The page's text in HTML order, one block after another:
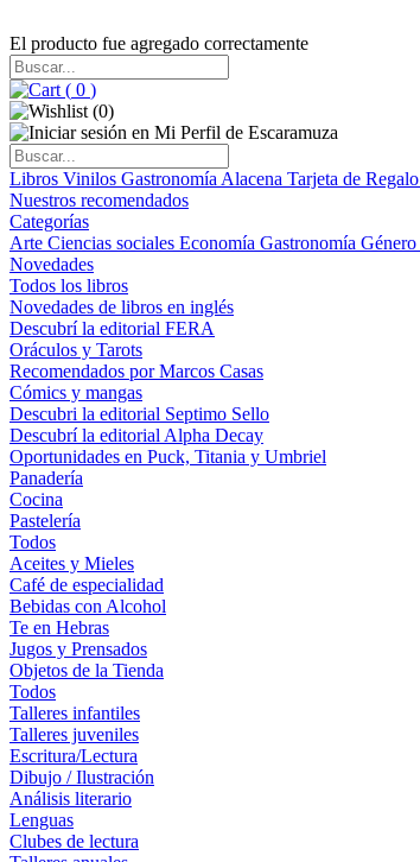
El producto fue agregado correctamente
( 0 )
(0)
Libros Vinilos Gastronomía Alacena Tarjeta de Regalo
Nuestros recomendados
Categorías
Arte Ciencias sociales Economía Gastronomía Género
Novedades
Todos los libros
Novedades de libros en inglés
Descubrí la editorial FERA
Oráculos y Tarots
Recomendados por Marcos Casas
Cómics y mangas
Descubri la editorial Septimo Sello
Descubrí la editorial Alpha Decay
Oportunidades en Puck, Titania y Umbriel
Panadería
Cocina
Pastelería
Todos
Aceites y Mieles
Café de especialidad
Bebidas con Alcohol
Te en Hebras
Jugos y Prensados
Objetos de la Tienda
Todos
Talleres infantiles
Talleres juveniles
Escritura/Lectura
Dibujo / Ilustración
Análisis literario
Lenguas
Clubes de lectura